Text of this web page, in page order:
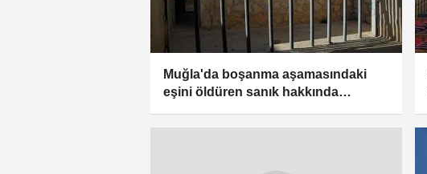
Muğla'da boşanma aşamasındaki
eşini öldüren sanık hakkında